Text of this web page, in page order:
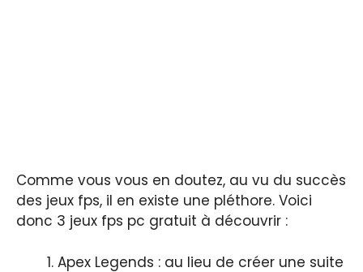
Comme vous vous en doutez, au vu du succès
des jeux fps, il en existe une pléthore. Voici
donc 3 jeux fps pc gratuit à découvrir :
Apex Legends : au lieu de créer une suite